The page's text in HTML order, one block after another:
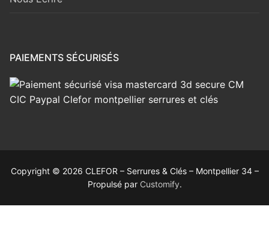
PAIEMENTS SÉCURISÉS
Copyright © 2026 CLEFOR – Serrures & Clés – Montpellier 34 –
Propulsé par Customify.